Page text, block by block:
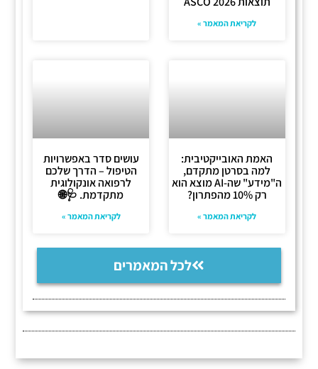
לקריאת המאמר »
האמת האובייקטיבית:
למה בסרטן מתקדם,
ה"מידע" שה-AI מוצא הוא
רק 10% מהפתרון?
לקריאת המאמר »
עושים סדר באפשרויות
הטיפול – הדרך שלכם
לרפואה אונקולוגית
מתקדמת. 🩺🌐
לקריאת המאמר »
לכל המאמרים